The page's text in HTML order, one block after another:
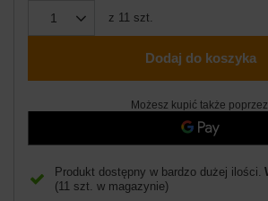
z 11 szt.
Dodaj do koszyka
Możesz kupić także
Produkt dostępny w bardzo dużej ilości
(11 szt. w magazynie)